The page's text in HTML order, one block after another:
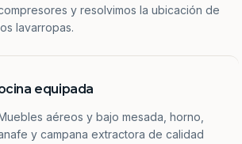
y resolvimos la ubicación de
lavarropas.
equipada
aéreos y bajo mesada, horno,
y campana extractora de calidad